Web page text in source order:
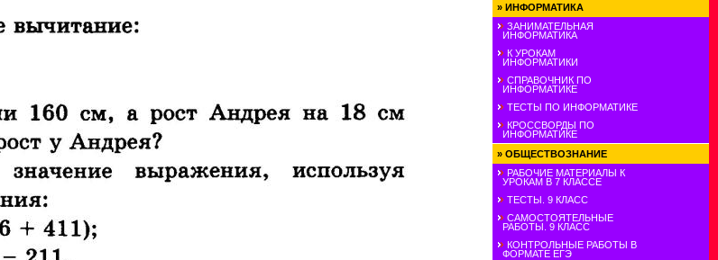
» ИНФОРМАТИКА
ЗАНИМАТЕЛЬНАЯ
ИНФОРМАТИКА
К УРОКАМ
ИНФОРМАТИКИ
СПРАВОЧНИК ПО
ИНФОРМАТИКЕ
ТЕСТЫ ПО ИНФОРМАТИКЕ
КРОССВОРДЫ ПО
ИНФОРМАТИКЕ
» ОБЩЕСТВОЗНАНИЕ
РАБОЧИЕ МАТЕРИАЛЫ К
УРОКАМ В 7 КЛАССЕ
ТЕСТЫ. 9 КЛАСС
САМОСТОЯТЕЛЬНЫЕ
РАБОТЫ. 9 КЛАСС
КОНТРОЛЬНЫЕ РАБОТЫ В
ФОРМАТЕ ЕГЭ